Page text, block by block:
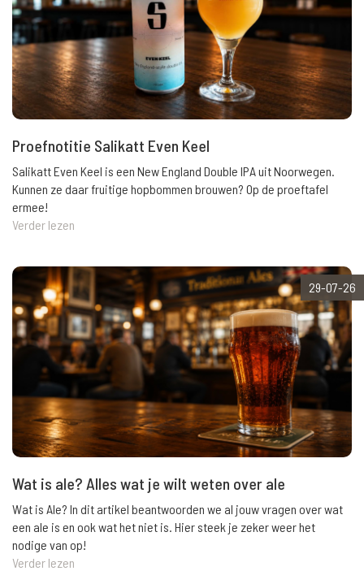
Proefnotitie Salikatt Even Keel
Salikatt Even Keel is een New England Double IPA uit Noorwegen.
Kunnen ze daar fruitige hopbommen brouwen? Op de proeftafel
ermee!
Verder lezen
29-07-26
Wat is ale? Alles wat je wilt weten over ale
Wat is Ale? In dit artikel beantwoorden we al jouw vragen over wat
een ale is en ook wat het niet is. Hier steek je zeker weer het
nodige van op!
Verder lezen